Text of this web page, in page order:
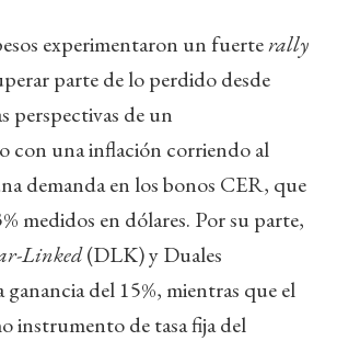
experimentaron un fuerterally
parte de lo perdido desde
perspectivas de un
con una inflación corriendo al
demanda en los bonos CER, que
medidos en dólares. Por su parte,
Linked(DLK) y Duales
del 15%, mientras que el
instrumento de tasa fija del